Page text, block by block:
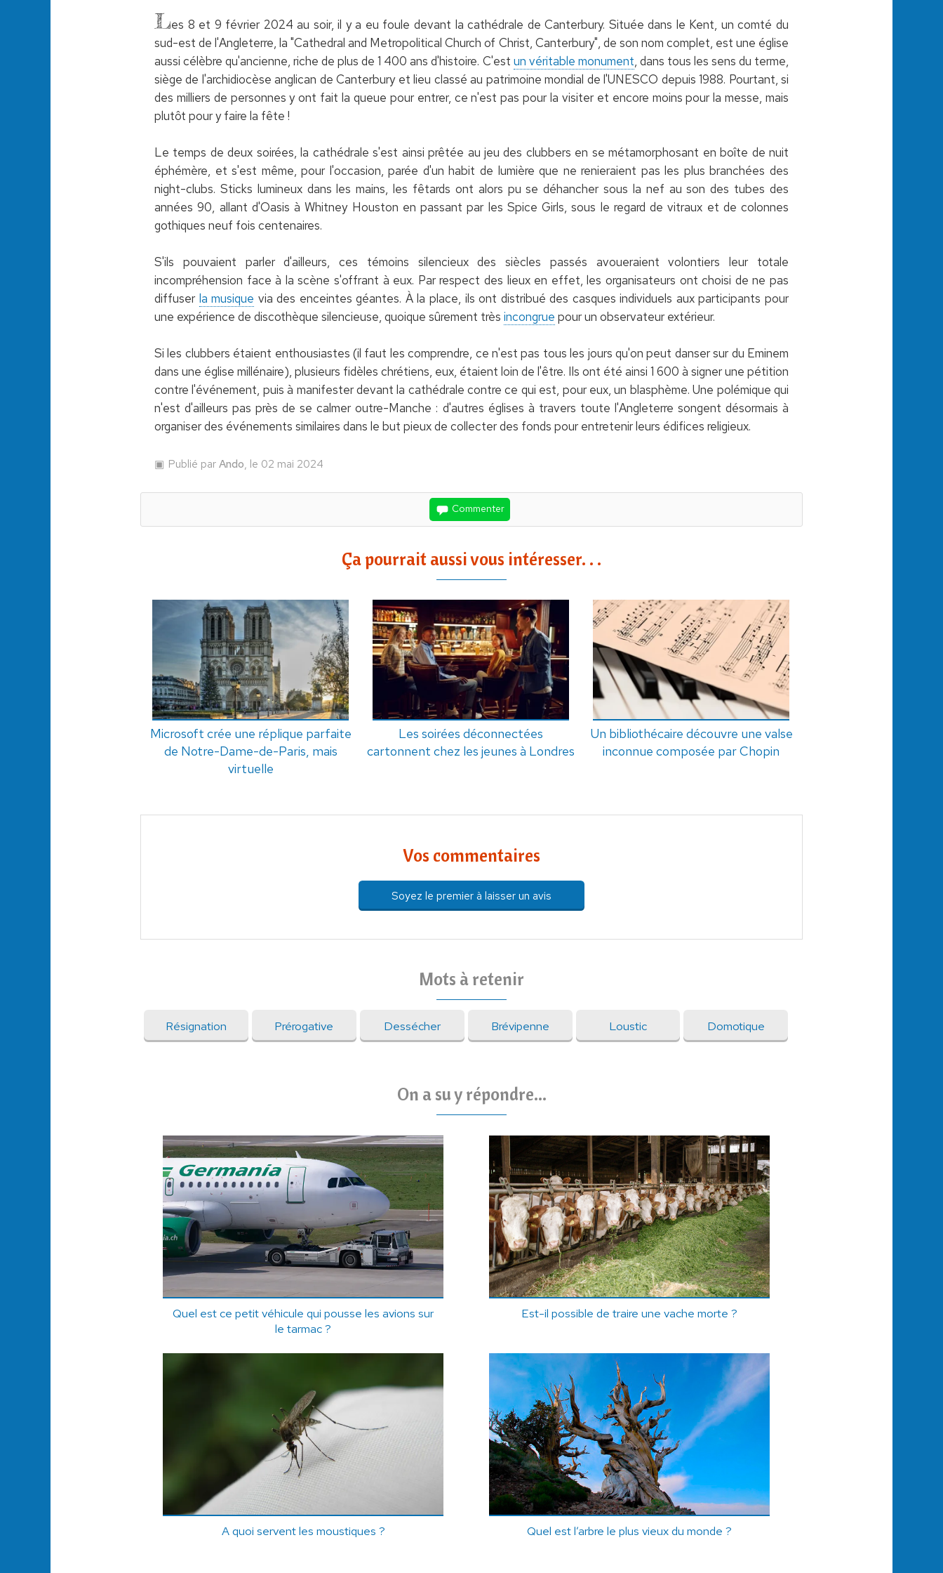
Les 8 et 9 février 2024 au soir, il y a eu foule devant la cathédrale de Canterbury. Située dans le Kent, un comté du
sud-est de l'Angleterre, la "Cathedral and Metropolitical Church of Christ, Canterbury", de son nom complet, est une église
aussi célèbre qu'ancienne, riche de plus de 1 400 ans d'histoire. C'est un véritable monument, dans tous les sens du terme,
siège de l'archidiocèse anglican de Canterbury et lieu classé au patrimoine mondial de l'UNESCO depuis 1988. Pourtant, si
des milliers de personnes y ont fait la queue pour entrer, ce n'est pas pour la visiter et encore moins pour la messe, mais
plutôt pour y faire la fête !
Le temps de deux soirées, la cathédrale s'est ainsi prêtée au jeu des clubbers en se métamorphosant en boîte de nuit
éphémère, et s'est même, pour l'occasion, parée d'un habit de lumière que ne renieraient pas les plus branchées des
night-clubs. Sticks lumineux dans les mains, les fêtards ont alors pu se déhancher sous la nef au son des tubes des
années 90, allant d'Oasis à Whitney Houston en passant par les Spice Girls, sous le regard de vitraux et de colonnes
gothiques neuf fois centenaires.
S'ils pouvaient parler d'ailleurs, ces témoins silencieux des siècles passés avoueraient volontiers leur totale
incompréhension face à la scène s'offrant à eux. Par respect des lieux en effet, les organisateurs ont choisi de ne pas
diffuser la musique via des enceintes géantes. À la place, ils ont distribué des casques individuels aux participants pour
une expérience de discothèque silencieuse, quoique sûrement très incongrue pour un observateur extérieur.
Si les clubbers étaient enthousiastes (il faut les comprendre, ce n'est pas tous les jours qu'on peut danser sur du Eminem
dans une église millénaire), plusieurs fidèles chrétiens, eux, étaient loin de l'être. Ils ont été ainsi 1 600 à signer une pétition
contre l'événement, puis à manifester devant la cathédrale contre ce qui est, pour eux, un blasphème. Une polémique qui
n'est d'ailleurs pas près de se calmer outre-Manche : d'autres églises à travers toute l'Angleterre songent désormais à
organiser des événements similaires dans le but pieux de collecter des fonds pour entretenir leurs édifices religieux.
Publié parAndo, le 02 mai 2024
Commenter
Ça pourrait aussi vous intéresser. . .
Microsoft crée une réplique parfaite
de Notre-Dame-de-Paris, mais
virtuelle
Les soirées déconnectées
cartonnent chez les jeunes à Londres
Un bibliothécaire découvre une valse
inconnue composée par Chopin
Vos commentaires
Soyez le premier à laisser un avis
Mots à retenir
Résignation Prérogative Dessécher Brévipenne Loustic Domotique
On a su y répondre...
Quel est ce petit véhicule qui pousse les avions sur
le tarmac ?
Est-il possible de traire une vache morte ?
A quoi servent les moustiques ? Quel est l’arbre le plus vieux du monde ?